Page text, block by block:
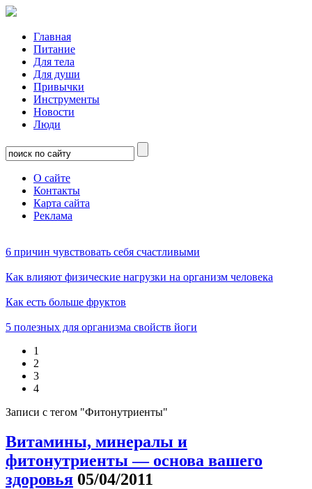
Главная
Питание
Для тела
Для души
Привычки
Инструменты
Новости
Люди
О сайте
Контакты
Карта сайта
Реклама
6 причин чувствовать себя счастливыми
Как влияют физические нагрузки на организм человека
Как есть больше фруктов
5 полезных для организма свойств йоги
1
2
3
4
Записи с тегом "Фитонутриенты"
Витамины, минералы и
фитонутриенты — основа вашего
здоровья 05/04/2011